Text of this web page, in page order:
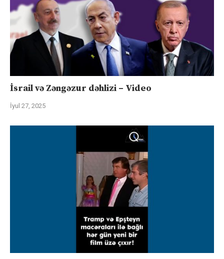
İsrail və Zəngəzur dəhlizi – Video
İyul 27, 2025